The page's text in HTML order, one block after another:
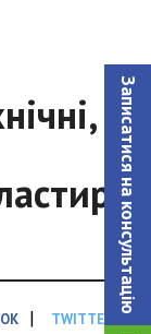
Записатися на консультацiю
| TWITTER